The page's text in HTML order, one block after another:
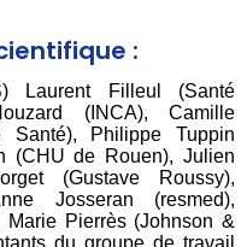
:
Laurent Filleul (Santé
(INCA), Camille
Santé), Philippe Tuppin
(CHU de Rouen), Julien
(Gustave Roussy),
Josseran (resmed),
Marie Pierrès (Johnson &